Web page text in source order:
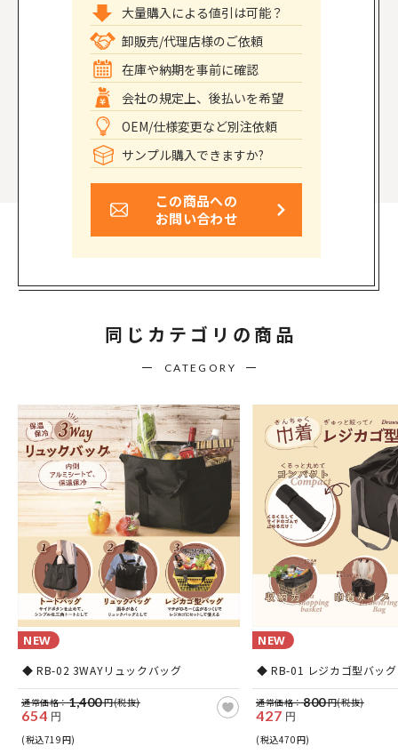
大量購入による値引は可能？
卸販売/代理店様のご依頼
在庫や納期を事前に確認
会社の規定上、後払いを希望
OEM/仕様変更など別注依頼
サンプル購入できますか?
この商品への
お問い合わせ
同じカテゴリの商品
CATEGORY
NEW
◆ RB-02 3WAYリュックバッグ
通常価格：1,400円(税抜)
654 円
(税込719円)
NEW
◆ RB-01 レジカゴ型バッグ
通常価格：800円(税抜)
427 円
(税込470円)